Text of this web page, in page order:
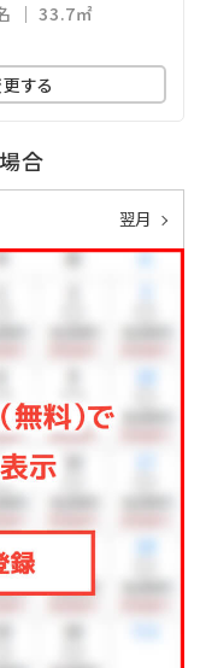
〝ねぶた″が青森
め尽くされる。
現代。
33.7㎡
する
合
翌月